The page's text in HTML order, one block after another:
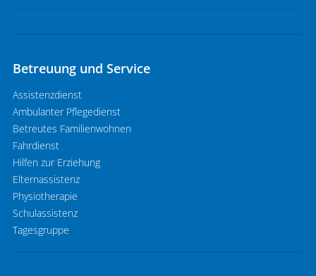
Betreuung und Service
Assistenzdienst
Ambulanter Pflegedienst
Betreutes Familienwohnen
Fahrdienst
Hilfen zur Erziehung
Elternassistenz
Physiotherapie
Schulassistenz
Tagesgruppe